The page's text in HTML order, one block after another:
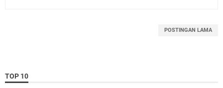
POSTINGAN LAMA
TOP 10